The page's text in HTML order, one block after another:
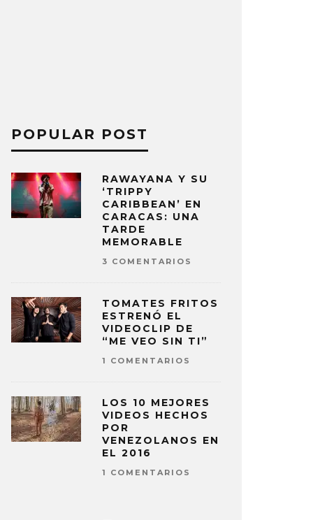
POPULAR POST
RAWAYANA Y SU
‘TRIPPY
CARIBBEAN’ EN
CARACAS: UNA
TARDE
MEMORABLE
3 COMENTARIOS
TOMATES FRITOS
ESTRENÓ EL
VIDEOCLIP DE
“ME VEO SIN TI”
1 COMENTARIOS
LOS 10 MEJORES
VIDEOS HECHOS
POR
VENEZOLANOS EN
EL 2016
1 COMENTARIOS